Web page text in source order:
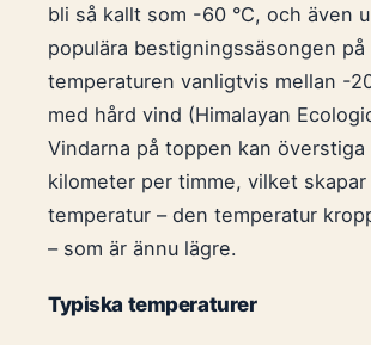
bli så kallt som -60 °C, och även
populära bestigningssäsongen
temperaturen vanligtvis mellan -
med hård vind (Himalayan
Vindarna på toppen kan överstiga
kilometer per timme, vilket
temperatur – den temperatur
– som är ännu lägre.
Typiska temperaturer